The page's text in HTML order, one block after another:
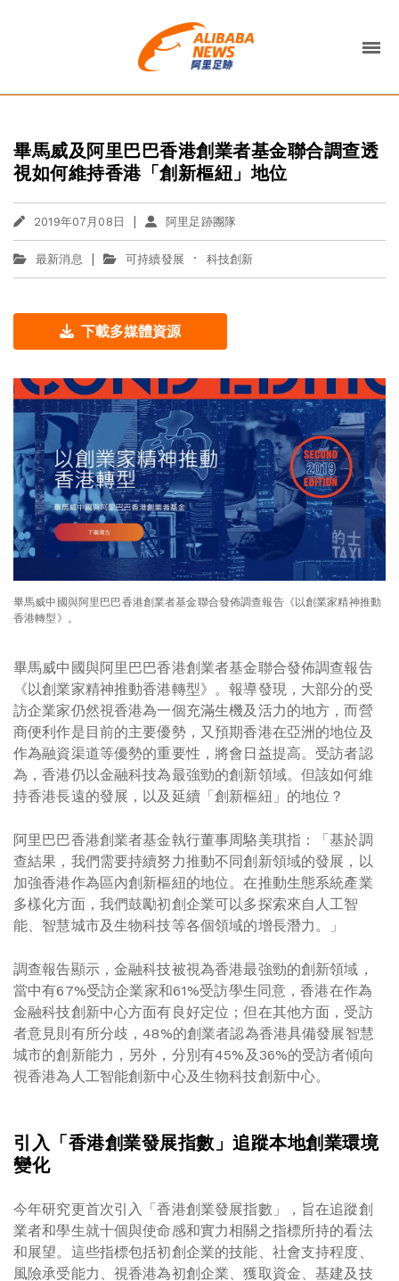
畢馬威及阿里巴巴香港創業者基金聯合調查透
視如何維持香港「創新樞紐」地位
2019年07月08日 | 阿里足跡團隊
最新消息 | 可持續發展 · 科技創新
下載多媒體資源
畢馬威中國與阿里巴巴香港創業者基金聯合發佈調查報告《以創業家精神推動
香港轉型》。
畢馬威中國與阿里巴巴香港創業者基金聯合發佈調查報告
《以創業家精神推動香港轉型》 。報導發現，大部分的受
訪企業家仍然視香港為一個充滿生機及活力的地方，而營
商便利作是目前的主要優勢，又預期香港在亞洲的地位及
作為融資渠道等優勢的重要性，將會日益提高。受訪者認
為，香港仍以金融科技為最強勁的創新領域。但該如何維
持香港長遠的發展，以及延續「創新樞紐」的地位？
阿里巴巴香港創業者基金執行董事周駱美琪指：「基於調
查結果，我們需要持續努力推動不同創新領域的發展，以
加強香港作為區內創新樞紐的地位。在推動生態系統產業
多樣化方面，我們鼓勵初創企業可以多探索來自人工智
能、智慧城市及生物科技等各個領域的增長潛力。」
調查報告顯示，金融科技被視為香港最強勁的創新領域，
當中有67%受訪企業家和61%受訪學生同意，香港在作為
金融科技創新中心方面有良好定位；但在其他方面，受訪
者意見則有所分歧，48%的創業者認為香港具備發展智慧
城市的創新能力，另外，分別有45%及36%的受訪者傾向
視香港為人工智能創新中心及生物科技創新中心。
引入「香港創業發展指數」追蹤本地創業環境
變化
今年研究更首次引入「香港創業發展指數」，旨在追蹤創
業者和學生就十個與使命感和實力相關之指標所持的看法
和展望。這些指標包括初創企業的技能、社會支持程度、
風險承受能力、視香港為初創企業、獲取資金、基建及技